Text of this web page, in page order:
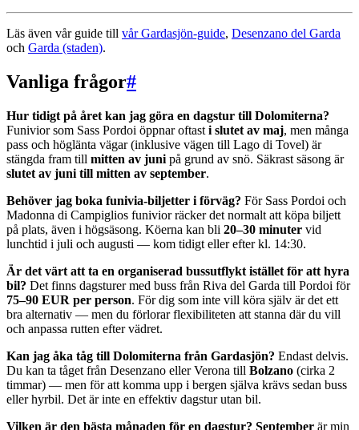
Läs även vår guide till vår Gardasjön-guide, Desenzano del Garda
och Garda (staden).
Vanliga frågor#
Hur tidigt på året kan jag göra en dagstur till Dolomiterna?
Funivior som Sass Pordoi öppnar oftast i slutet av maj, men många
pass och höglänta vägar (inklusive vägen till Lago di Tovel) är
stängda fram till mitten av juni på grund av snö. Säkrast säsong är
slutet av juni till mitten av september.
Behöver jag boka funivia-biljetter i förväg? För Sass Pordoi och
Madonna di Campiglios funivior räcker det normalt att köpa biljett
på plats, även i högsäsong. Köerna kan bli 20–30 minuter vid
lunchtid i juli och augusti — kom tidigt eller efter kl. 14:30.
Är det värt att ta en organiserad bussutflykt istället för att hyra
bil? Det finns dagsturer med buss från Riva del Garda till Pordoi för
75–90 EUR per person. För dig som inte vill köra själv är det ett
bra alternativ — men du förlorar flexibiliteten att stanna där du vill
och anpassa rutten efter vädret.
Kan jag åka tåg till Dolomiterna från Gardasjön? Endast delvis.
Du kan ta tåget från Desenzano eller Verona till Bolzano (cirka 2
timmar) — men för att komma upp i bergen själva krävs sedan buss
eller hyrbil. Det är inte en effektiv dagstur utan bil.
Vilken är den bästa månaden för en dagstur? September är min